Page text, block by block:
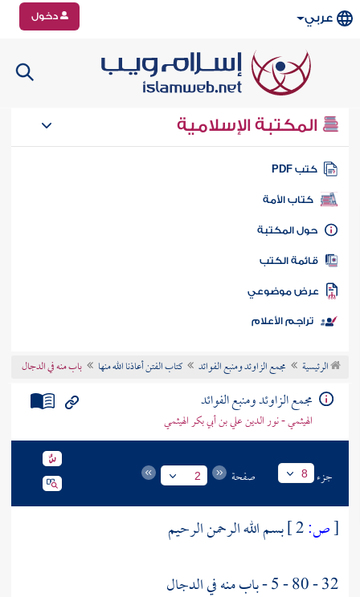
عربي دخول
المكتبة الإسلامية
كتب PDF
كتاب الأمة
المكتبة
الكتب
موضوعي
تراجم الأعلام
الرئيسية مجمع الزاوئد ومنبع الفوائد كتاب الفتن أعاذنا الله منها باب منه في الدجال
مجمع الزاوئد ومنبع الفوائد
الهيثمي - نور الدين علي بن أبي بكر الهيثمي
جزء 8 صفحة 2
[ص:
بسم الله الرحمن الرحيم
32 - 80 - 5 - باب منه في الدجال